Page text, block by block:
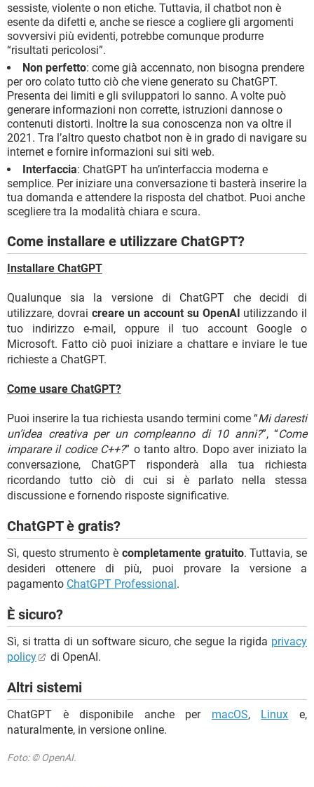
sessiste, violente o non etiche. Tuttavia, il chatbot non è
esente da difetti e, anche se riesce a cogliere gli argomenti
sovversivi più evidenti, potrebbe comunque produrre
“risultati pericolosi”.
Non perfetto: come già accennato, non bisogna prendere
per oro colato tutto ciò che viene generato su ChatGPT.
Presenta dei limiti e gli sviluppatori lo sanno. A volte può
generare informazioni non corrette, istruzioni dannose o
contenuti distorti. Inoltre la sua conoscenza non va oltre il
2021. Tra l’altro questo chatbot non è in grado di navigare su
internet e fornire informazioni sui siti web.
Interfaccia: ChatGPT ha un’interfaccia moderna e
semplice. Per iniziare una conversazione ti basterà inserire la
tua domanda e attendere la risposta del chatbot. Puoi anche
scegliere tra la modalità chiara e scura.
Come installare e utilizzare ChatGPT?
Installare ChatGPT
Qualunque sia la versione di ChatGPT che decidi di
utilizzare, dovrai creare un account su OpenAI utilizzando il
tuo indirizzo e-mail, oppure il tuo account Google o
Microsoft. Fatto ciò puoi iniziare a chattare e inviare le tue
richieste a ChatGPT.
Come usare ChatGPT?
Puoi inserire la tua richiesta usando termini come “Mi daresti
un’idea creativa per un compleanno di 10 anni?”, “Come
imparare il codice C++?” o tanto altro. Dopo aver iniziato la
conversazione, ChatGPT risponderà alla tua richiesta
ricordando tutto ciò di cui si è parlato nella stessa
discussione e fornendo risposte significative.
ChatGPT è gratis?
Sì, questo strumento è completamente gratuito. Tuttavia, se
desideri ottenere di più, puoi provare la versione a
pagamento ChatGPT Professional.
È sicuro?
Sì, si tratta di un software sicuro, che segue la rigida privacy
policy
di OpenAI.
Altri sistemi
ChatGPT è disponibile anche per macOS, Linux e,
naturalmente, in versione online.
Foto: © OpenAI.